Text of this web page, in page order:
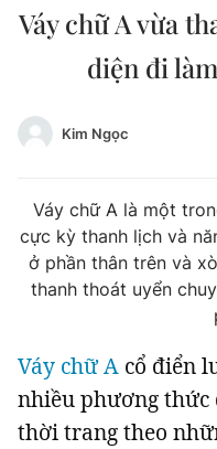
Chuyên mục
Chuyên mục khác
Tin thị trường
Magazine
Thông tin tài khoản
Đổi mật khẩu
Đăng xuất
Váy chữ A vừa
diện đi
Kim Ngọc
Váy chữ A là một
cực kỳ thanh lịch và
ở phần thân trên và
thanh thoát uyển
Váy chữ A cổ điển
nhiều phương thức
thời trang theo